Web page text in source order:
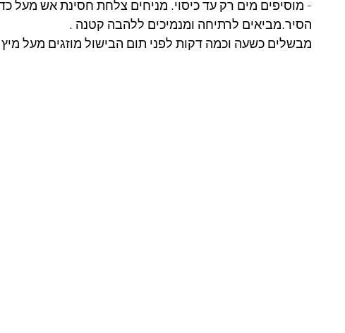
- מוסיפים מים רק עד כיסוי. מניחים צלחת חסינת אש מעל
הסיר.מביאים לרתיחה ומנמיכים ללהבה קטנה .
מבשלים כשעה וכמה דקות לפני תום הבישול מוזגים מעל מיץ